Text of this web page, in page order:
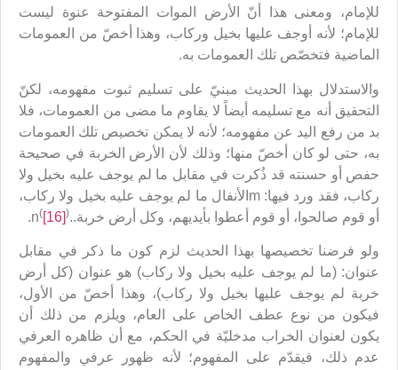
للإمام، ومعنى هذا أنّ الأرض الموات المفتوحة عنوة ليست
للإمام؛ لأنه أوجف عليها بخيل وركاب، وهذا أخصّ من العمومات
الماضية فتخصّص تلك العمومات به.
والاستدلال بهذا الحديث مبنيّ على تسليم ثبوت مفهومه، لكنّ
التحقيق أنه مع تسليمه أيضاً لا يقاوم ما مضى من العمومات، فلا
بد من رفع اليد عن مفهومه؛ لأنه لا يمكن تخصيص تلك العمومات
به، حتى لو كان أخصّ منها؛ وذلك لأن الأرض الخربة في صحيحة
حفص أو حسنته قد ذُكرت في مقابل ما لم يوجف عليه بخيل ولا
ركاب، فقد ورد فيها: mالأنفال ما لم يوجف عليه بخيل ولا ركاب،
أو قوم صالحوا، أو قوم أعطوا بأيديهم، وكل أرض خربة..n
([16])
.
ولو فرضنا تخصيصها بهذا الحديث لزم كون ما ذكر في مقابل
عنوان: (ما لم يوجف عليه بخيل ولا ركاب) هو عنوان (كل أرض
خربة لم يوجف عليها بخيل ولا ركاب)، وهذا أخصّ من الأول،
فيكون من نوع عطف الخاص على العام، ويلزم من ذلك أن
يكون لعنوان الخراب مدخليّة في الحكم، مع أن ظاهره العرفي
عدم ذلك، فيقدّم على المفهوم؛ لأنه ظهور عرفي والمفهوم